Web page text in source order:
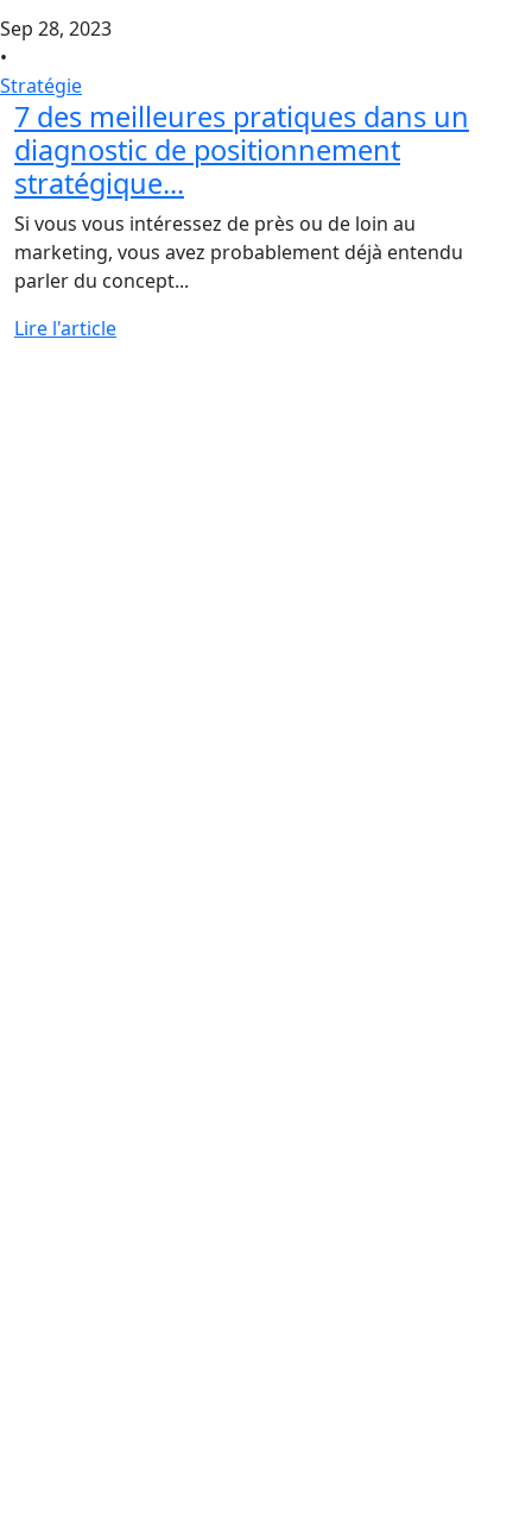
Sep 28, 2023
•
Stratégie
7 des meilleures pratiques dans un
diagnostic de positionnement
stratégique...
Si vous vous intéressez de près ou de loin au
marketing, vous avez probablement déjà entendu
parler du concept...
Lire l'article